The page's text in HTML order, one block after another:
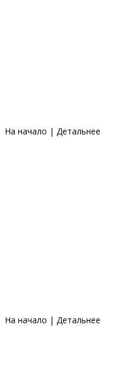
На начало | Детальнее
На начало | Детальнее